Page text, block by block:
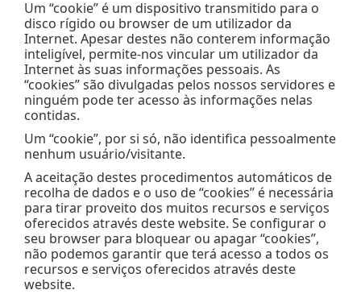
Um “cookie” é um dispositivo transmitido para o
disco rígido ou browser de um utilizador da
Internet. Apesar destes não conterem informação
inteligível, permite-nos vincular um utilizador da
Internet às suas informações pessoais. As
“cookies” são divulgadas pelos nossos servidores e
ninguém pode ter acesso às informações nelas
contidas.
Um “cookie”, por si só, não identifica pessoalmente
nenhum usuário/visitante.
A aceitação destes procedimentos automáticos de
recolha de dados e o uso de “cookies” é necessária
para tirar proveito dos muitos recursos e serviços
oferecidos através deste website. Se configurar o
seu browser para bloquear ou apagar “cookies”,
não podemos garantir que terá acesso a todos os
recursos e serviços oferecidos através deste
website.